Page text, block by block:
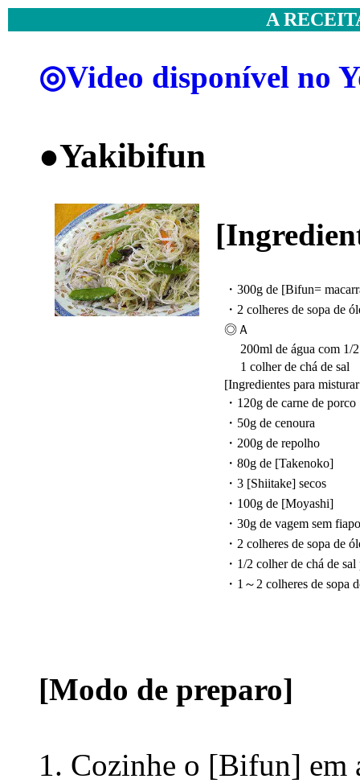
A
◎Video disponível no
●Yakibifun
・300g de [Bifun=
・2 colheres de sopa de
◎Ａ
200ml de água com 1/2
1 colher de chá de sal
[Ingredientes para
・120g de carne de porco
・50g de cenoura
・200g de repolho
・80g de [Takenoko]
・3 [Shiitake] secos
・100g de [Moyashi]
・30g de vagem sem fiapo
・2 colheres de sopa de
・1/2 colher de chá de
・1～2 colheres de sopa
[Modo de preparo]
Cozinhe o [Bifun] em